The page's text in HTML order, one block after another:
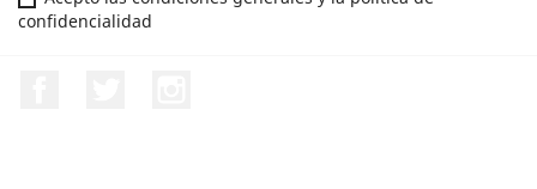
confidencialidad